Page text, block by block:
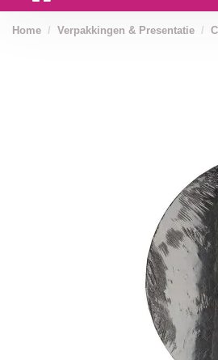
Home Verpakkingen & Presentatie